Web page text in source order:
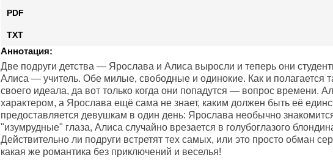
PDF
TXT
Аннотация:
Две подруги детства — Ярослава и Алиса выросли и теперь они
Алиса — учитель. Обе милые, свободные и одинокие. Как и полагается
своего идеала, да вот только когда они попадутся — вопрос времени.
характером, а Ярослава ещё сама не знает, каким должен быть её
предоставляется девушкам в один день: Ярослава необычно
"изумрудные" глаза, Алиса случайно врезается в голубоглазого
Действительно ли подруги встретят тех самых, или это просто обман
какая же романтика без приключений и веселья!